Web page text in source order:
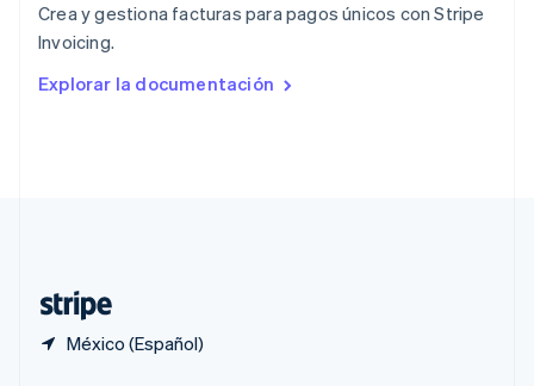
Crea y gestiona facturas para pagos únicos con Stripe
Invoicing.
Explorar la documentación
México (Español)
República Checa
English
English